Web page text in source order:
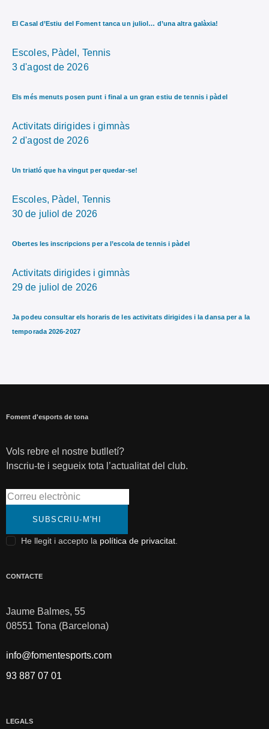
El Casal d’Estiu del Foment tanca un juliol… d’una altra galàxia!
Escoles, Pàdel, Tennis
3 d'agost de 2026
Els més menuts posen punt i final a un gran estiu de tennis i pàdel
Activitats dirigides i gimnàs
2 d'agost de 2026
Un triatló que ha vingut per quedar-se!
Escoles, Pàdel, Tennis
30 de juliol de 2026
Obertes les inscripcions per a l’escola de tennis i pàdel
Activitats dirigides i gimnàs
29 de juliol de 2026
Ja podeu consultar els horaris de les activitats dirigides i la dansa per a la
temporada 2026-2027
Foment d'esports de tona
Vols rebre el nostre butlletí?
Inscriu-te i segueix tota l’actualitat del club.
SUBSCRIU-M'HI
He llegit i accepto la política de privacitat
CONTACTE
Jaume Balmes, 55
08551 Tona (Barcelona)
info@fomentesports.com
93 887 07 01
LEGALS